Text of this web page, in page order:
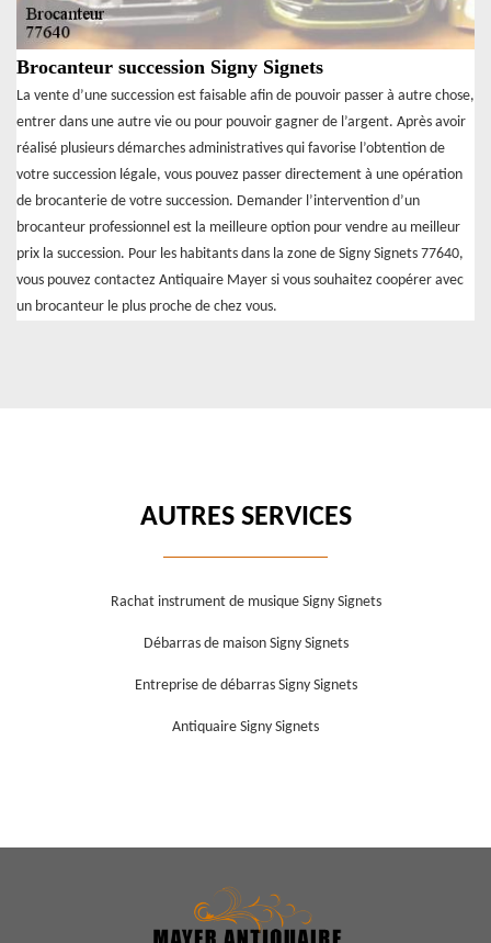
Brocanteur succession Signy Signets
La vente d’une succession est faisable afin de pouvoir passer à autre chose,
entrer dans une autre vie ou pour pouvoir gagner de l’argent. Après avoir
réalisé plusieurs démarches administratives qui favorise l’obtention de
votre succession légale, vous pouvez passer directement à une opération
de brocanterie de votre succession. Demander l’intervention d’un
brocanteur professionnel est la meilleure option pour vendre au meilleur
prix la succession. Pour les habitants dans la zone de Signy Signets 77640,
vous pouvez contactez Antiquaire Mayer si vous souhaitez coopérer avec
un brocanteur le plus proche de chez vous.
AUTRES SERVICES
Rachat instrument de musique Signy Signets
Débarras de maison Signy Signets
Entreprise de débarras Signy Signets
Antiquaire Signy Signets